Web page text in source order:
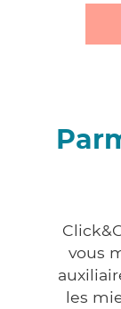
vous
les